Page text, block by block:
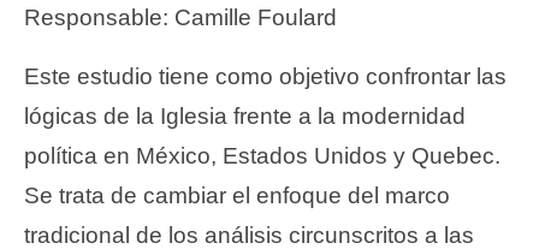
Responsable: Camille Foulard
Este estudio tiene como objetivo confrontar las
lógicas de la Iglesia frente a la modernidad
política en México, Estados Unidos y Quebec.
Se trata de cambiar el enfoque del marco
tradicional de los análisis circunscritos a las